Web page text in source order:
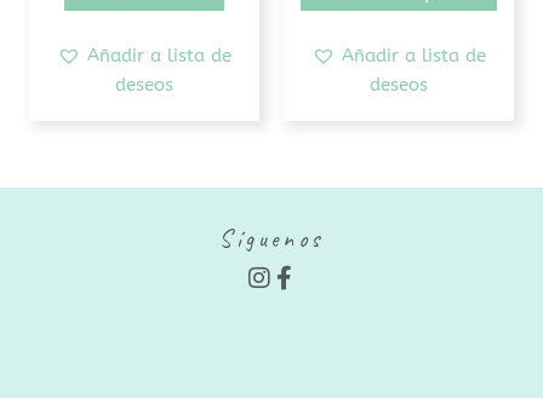
Añadir a lista de
deseos
Añadir a lista de
deseos
Síguenos
I
n
F
a